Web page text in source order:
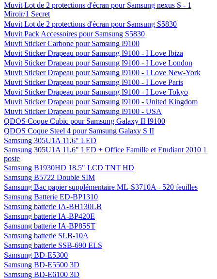
Muvit Lot de 2 protections d'écran pour Samsung nexus S - 1
Miroir/1 Secret
Muvit Lot de 2 protections d'écran pour Samsung S5830
Muvit Pack Accessoires pour Samsung S5830
Muvit Sticker Carbone pour Samsung I9100
Muvit Sticker Drapeau pour Samsung I9100 - I Love Ibiza
Muvit Sticker Drapeau pour Samsung I9100 - I Love London
Muvit Sticker Drapeau pour Samsung I9100 - I Love New-York
Muvit Sticker Drapeau pour Samsung I9100 - I Love Paris
Muvit Sticker Drapeau pour Samsung I9100 - I Love Tokyo
Muvit Sticker Drapeau pour Samsung I9100 - United Kingdom
Muvit Sticker Drapeau pour Samsung I9100 - USA
QDOS Coque Cubic pour Samsung Galaxy II I9100
QDOS Coque Steel 4 pour Samsung Galaxy S II
Samsung 305U1A 11,6" LED
Samsung 305U1A 11,6" LED + Office Famille et Etudiant 2010 1
poste
Samsung B1930HD 18.5" LCD TNT HD
Samsung B5722 Double SIM
Samsung Bac papier supplémentaire ML-S3710A - 520 feuilles
Samsung Batterie ED-BP1310
Samsung batterie IA-BH130LB
Samsung batterie IA-BP420E
Samsung batterie IA-BP85ST
Samsung batterie SLB-10A
Samsung batterie SSB-690 ELS
Samsung BD-E5300
Samsung BD-E5500 3D
Samsung BD-E6100 3D